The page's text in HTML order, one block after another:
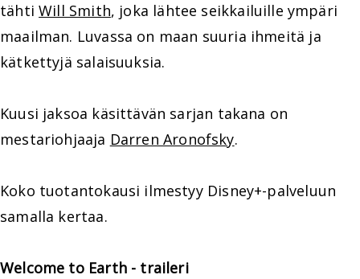
tähtiWill Smith, joka lähtee seikkailuille ympäri
maailman. Luvassa on maan suuria ihmeitä ja
kätkettyjä salaisuuksia.
Kuusi jaksoa käsittävän sarjan takana on
mestariohjaaja Darren Aronofsky.
Koko tuotantokausi ilmestyy Disney+-palveluun
samalla kertaa.
Welcome to Earth - traileri